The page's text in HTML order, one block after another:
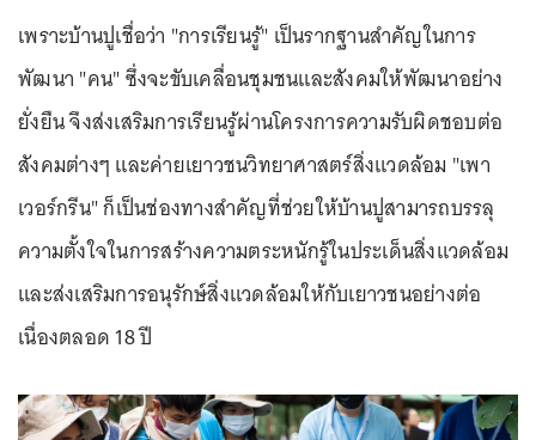
เพราะบ้านปูเชื่อว่า "การเรียนรู้" เป็นรากฐานสำคัญในการ
พัฒนา "คน" ซึ่งจะขับเคลื่อนชุมชนและสังคมให้พัฒนาอย่าง
ยั่งยืน จึงส่งเสริมการเรียนรู้ผ่านโครงการความรับผิดชอบต่อ
สังคมต่างๆ และค่ายเยาวชนวิทยาศาสตร์สิ่งแวดล้อม "เพา
เวอร์กรีน" ก็เป็นช่องทางสำคัญที่ช่วยให้บ้านปูสามารถบรรลุ
ความตั้งใจในการสร้างความตระหนักรู้ในประเด็นสิ่งแวดล้อม
และส่งเสริมการอนุรักษ์สิ่งแวดล้อมให้กับเยาวชนอย่างต่อ
เนื่องตลอด 18 ปี